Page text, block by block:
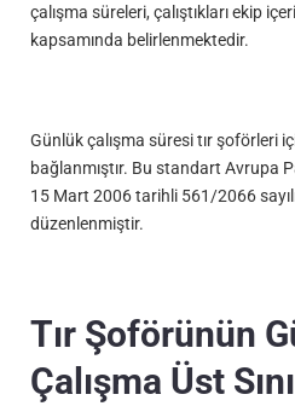
çalışma süreleri, çalıştıkları ekip
kapsamında belirlenmektedir.
Günlük çalışma süresi tır şoförleri
bağlanmıştır. Bu standart Avrupa
15 Mart 2006 tarihli 561/2066
düzenlenmiştir.
Tır Şoförünün
Çalışma Üst